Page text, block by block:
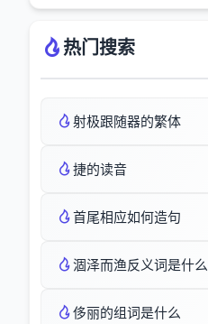
热门搜索
射极跟随器的繁体
捷的读音
首尾相应如何造句
涸泽而渔反义词是什么
侈丽的组词是什么